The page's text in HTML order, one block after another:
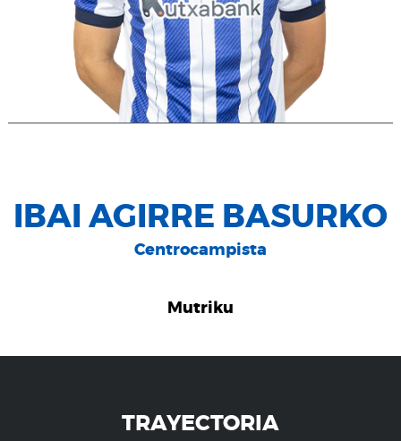
IBAI AGIRRE BASURKO
Centrocampista
Mutriku
TRAYECTORIA